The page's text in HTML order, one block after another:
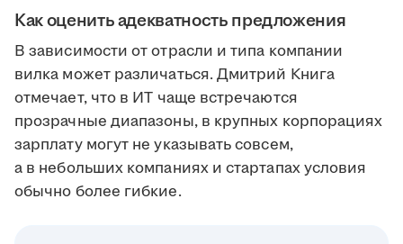
Как оценить адекватность предложения
В зависимости от отрасли и типа компании
вилка может различаться. Дмитрий Книга
отмечает, что в ИТ чаще встречаются
прозрачные диапазоны, в крупных корпорациях
зарплату могут не указывать совсем,
а в небольших компаниях и стартапах условия
обычно более гибкие.